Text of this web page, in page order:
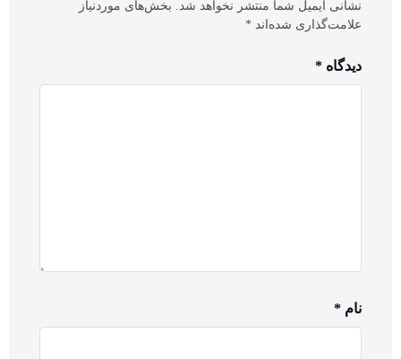
نشانی ایمیل شما منتشر نخواهد شد. بخش‌های موردنیاز
علامت‌گذاری شده‌اند *
دیدگاه*
نام*